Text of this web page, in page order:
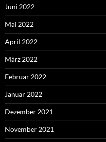
Juni 2022
Mai 2022
April 2022
März 2022
Februar 2022
Januar 2022
Dezember 2021
November 2021